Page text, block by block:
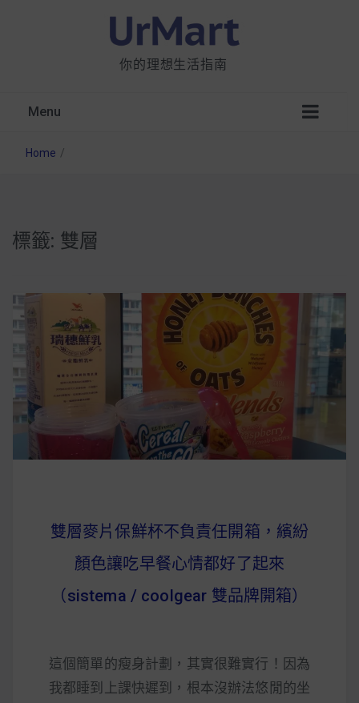
你的理想生活指南
Menu
星巴克都用 OATLY 泡咖啡？市售燕麥奶大剖
無麩質食物清單一覽：燕麥、麵包還有餅乾，
早餐這樣料理最適合！
早上沒時間做早餐？10 款隔夜更美味的燕麥粥
簡單料理
清楚！
Home /
標籤: 雙層
雙層麥片保鮮杯不負責任開箱，繽紛
顏色讓吃早餐心情都好了起來
（sistema / coolgear 雙品牌開箱）
這個簡單的瘦身計劃，其實很難實行！因為
我都睡到上課快遲到，根本沒辦法悠閒的坐